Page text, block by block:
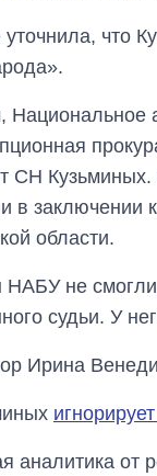
что
Национальное
СН
в заключении
области.
НАБУ не
судьи. У
Ирина
аналитика от